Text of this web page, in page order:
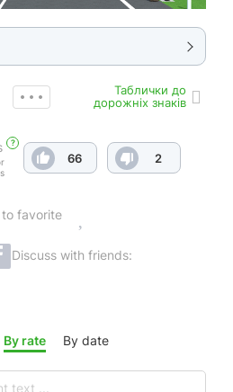
Таблички до
дорожніх знаків
?
66 2
favorite
Discuss with friends:
By rate By date